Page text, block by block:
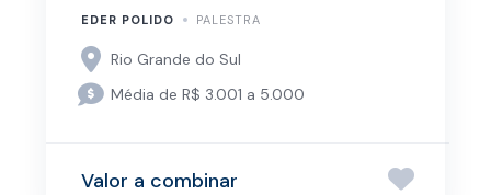
EDER POLIDO PALESTRA
Rio Grande do Sul
Média de R$ 3.001 a 5.000
Valor a combinar